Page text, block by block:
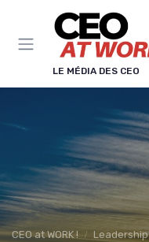
LE MÉDIA DES CEO
CEO at WORK ! Leadership
Panneau de gestion des